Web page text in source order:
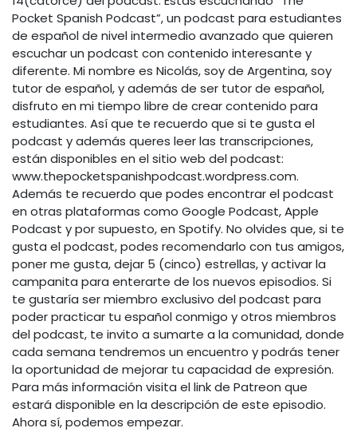
Pocket Spanish Podcast”, un podcast para estudiantes
de español de nivel intermedio avanzado que quieren
escuchar un podcast con contenido interesante y
diferente. Mi nombre es Nicolás, soy de Argentina, soy
tutor de español, y además de ser tutor de español,
disfruto en mi tiempo libre de crear contenido para
estudiantes. Así que te recuerdo que si te gusta el
podcast y además queres leer las transcripciones,
están disponibles en el sitio web del podcast:
www.thepocketspanishpodcast.wordpress.com.
Además te recuerdo que podes encontrar el podcast
en otras plataformas como Google Podcast, Apple
Podcast y por supuesto, en Spotify. No olvides que, si te
gusta el podcast, podes recomendarlo con tus amigos,
poner me gusta, dejar 5 (cinco) estrellas, y activar la
campanita para enterarte de los nuevos episodios. Si
te gustaría ser miembro exclusivo del podcast para
poder practicar tu español conmigo y otros miembros
del podcast, te invito a sumarte a la comunidad, donde
cada semana tendremos un encuentro y podrás tener
la oportunidad de mejorar tu capacidad de expresión.
Para más información visita el link de Patreon que
estará disponible en la descripción de este episodio.
Ahora sí, podemos empezar.